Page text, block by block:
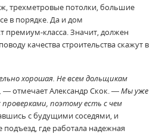
трехметровые потолки, большие
в порядке. Да и дом
премиум-класса. Значит, должен
качества строительства скажут в
хорошая. Не всем дольщикам
— отмечает Александр Скок. —Мы уже
поэтому есть с чем
с будущими соседями, и
подъезд, где работала надежная